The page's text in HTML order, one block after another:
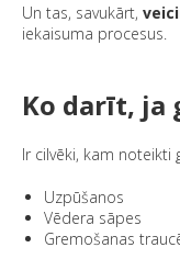
Un tas, savukārt,
iekaisuma procesus.
Ko darīt, ja
Ir cilvēki, kam noteikti
Uzpūšanos
Vēdera sāpes
Gremošanas